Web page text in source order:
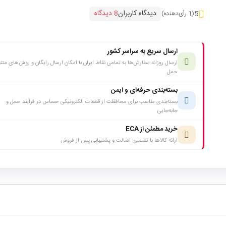
5(1 رأی‌دهنده) دیدگاه کاربران8 دیدگاه
ارسال سریع به سراسر کشور
ارسال روزانه سفارش‌ها به تمامی نقاط ایران با امکان ارسال رایگان و روش‌های
حمل
بسته‌بندی حرفه‌ای و ایمن
بسته‌بندی مناسب برای محافظت از قطعات الکترونیکی حساس در فرآیند حمل و
جابه‌جایی
خرید مطمئن از ECA
ارائه کالاها با تضمین اصالت و پشتیبانی پس از فروش